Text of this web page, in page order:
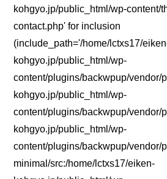
kohgyo.jp/public_html/wp-content/
contact.php' for inclusion
(include_path='/home/lctxs17/
kohgyo.jp/public_html/wp-
content/plugins/backwpup/vendor/
kohgyo.jp/public_html/wp-
content/plugins/backwpup/vendor/
kohgyo.jp/public_html/wp-
content/plugins/backwpup/vendor/
minimal/src:/home/lctxs17/eiken-